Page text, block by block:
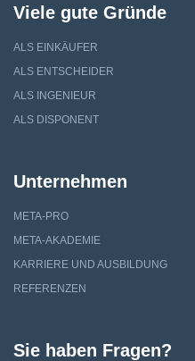
Viele gute Gründe
ALS EINKÄUFER
ALS ENTSCHEIDER
ALS INGENIEUR
ALS DISPONENT
Unternehmen
META-PRO
META-AKADEMIE
KARRIERE UND AUSBILDUNG
REFERENZEN
Sie haben Fragen?